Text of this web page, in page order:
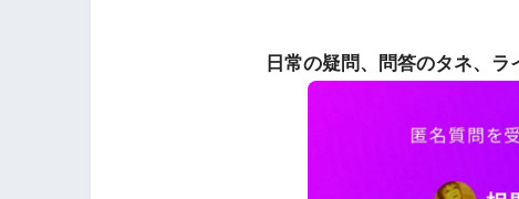
日常の疑問、問答のタネ、ラ